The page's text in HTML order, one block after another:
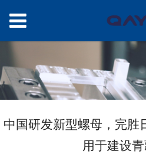
中国研发新型螺母，完胜
用于建设